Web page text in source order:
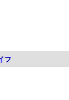
フ